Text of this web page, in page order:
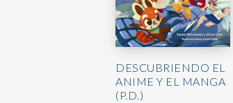
DESCUBRIENDO EL
ANIME Y EL MANGA
(P.D.)